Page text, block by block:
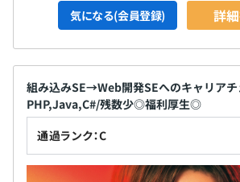
気になる(会員登録) 詳
組み込みSE→Web開発SEへのキャリアチ
PHP,Java,C#/残数少◎福利厚生◎
通過ランク：C